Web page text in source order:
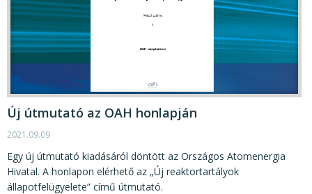
Új útmutató az OAH honlapján
2021.09.09
Egy új útmutató kiadásáról döntött az Országos Atomenergia
Hivatal. A honlapon elérhető az „Új reaktortartályok
állapotfelügyelete” című útmutató.